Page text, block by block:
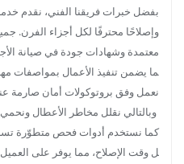
بفضل خبرات فريقنا الفني، نقدم
وإصلاحًا محترفًا لكل أجزاء الفرن.
معتمدة وشهادات جودة في صيانة
ما يضمن تنفيذ الأعمال بمواصفات
نعمل وفق بروتوكولات أمان صارمة
وبالتالي نقلل مخاطر الأعطال ونحمي
كما نستخدم أدوات فحص متطوّرة
ل وقت الإصلاح، مما يوفر على العميل